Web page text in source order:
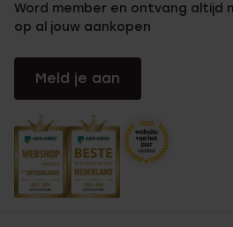
Word member en ontvang altijd
op al jouw aankopen
Meld je aan